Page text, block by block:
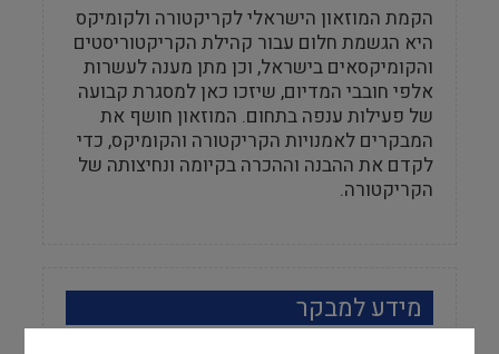
הקמת המוזאון הישראלי לקריקטורה ולקומיקס
היא הגשמת חלום עבור קהילת הקריקטוריסטים
והקומיקסאים בישראל, וכן מתן מענה לעשרות
אלפי חובבי המדיום, שיזכו כאן למסגרת קבועה
של פעילות ענפה בתחום. המוזאון חושף את
המבקרים לאמנויות הקריקטורה והקומיקס, כדי
לקדם את ההבנה וההכרה בקיומה ונחיצותה של
הקריקטורה.
מידע למבקר